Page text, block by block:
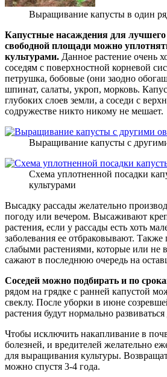
Выращивание капусты в один
Капустные насаждения для лучшего
свободной площади можно
культурами. Данное растение очень
соседям с поверхностной корневой
петрушка, бобовые (они заодно
шпинат, салаты, укроп, морковь.
глубоких слоев земли, а соседи с
содружестве никто никому не мешает.
Выращивание капусты с
Схема уплотненной посадки
культурами
Высадку рассады желательно
погоду или вечером. Высаживают
растения, если у рассады есть хоть
заболевания ее отбраковывают.
слабыми растениями, которые или не
сажают в последнюю очередь на
Соседей можно подбирать и по
рядом на грядке с ранней капустой
свеклу. После уборки в июне
растения будут нормально
Чтобы исключить накапливание в
болезней, и вредителей желательно
для выращивания культуры.
можно спустя 3-4 года.